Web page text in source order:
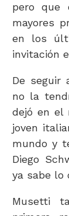
pero que
mayores
en los
invitación
De seguir
no la
dejó en el
joven
mundo y
Diego
ya sabe lo
Musetti